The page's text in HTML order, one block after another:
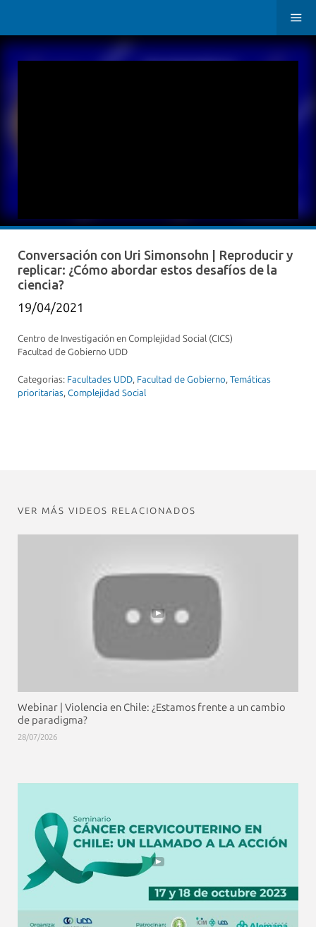
Conversación con Uri Simonsohn | Reproducir y
replicar: ¿Cómo abordar estos desafíos de la
ciencia?
19/04/2021
Centro de Investigación en Complejidad Social (CICS)
Facultad de Gobierno UDD
Categorias: Facultades UDD, Facultad de Gobierno, Temáticas
prioritarias, Complejidad Social
VER MÁS VIDEOS RELACIONADOS
Webinar | Violencia en Chile: ¿Estamos frente a un cambio
de paradigma?
28/07/2026